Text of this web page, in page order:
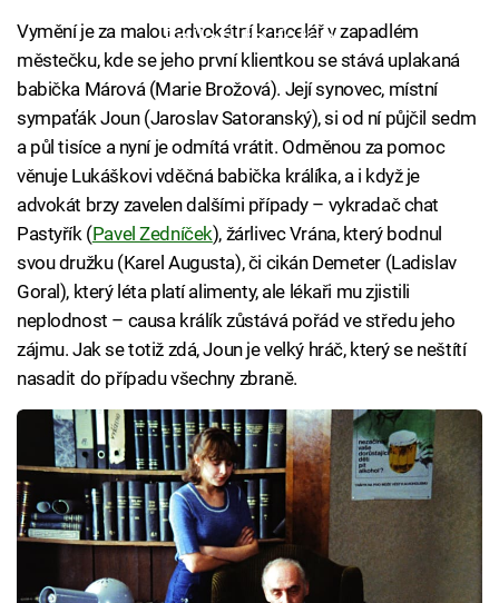
Failed to fetch
Vymění je za malou advokátní kancelář v zapadlém
městečku, kde se jeho první klientkou se stává uplakaná
babička Márová (Marie Brožová). Její synovec, místní
sympaťák Joun (Jaroslav Satoranský), si od ní půjčil sedm
a půl tisíce a nyní je odmítá vrátit. Odměnou za pomoc
věnuje Lukáškovi vděčná babička králíka, a i když je
advokát brzy zavelen dalšími případy – vykradač chat
Pastyřík (Pavel Zedníček), žárlivec Vrána, který bodnul
svou družku (Karel Augusta), či cikán Demeter (Ladislav
Goral), který léta platí alimenty, ale lékaři mu zjistili
neplodnost – causa králík zůstává pořád ve středu jeho
zájmu. Jak se totiž zdá, Joun je velký hráč, který se neštítí
nasadit do případu všechny zbraně.